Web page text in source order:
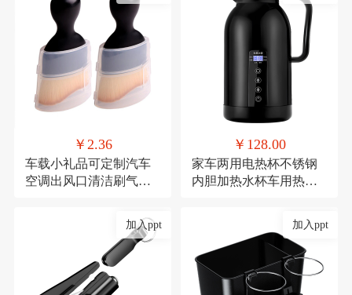
￥2.36
车载小礼品可定制汽车
空调出风口清洁刷气车
￥128.00
家车两用电热杯不锈钢
内胆加热水杯车用热水
加入ppt 加入ppt